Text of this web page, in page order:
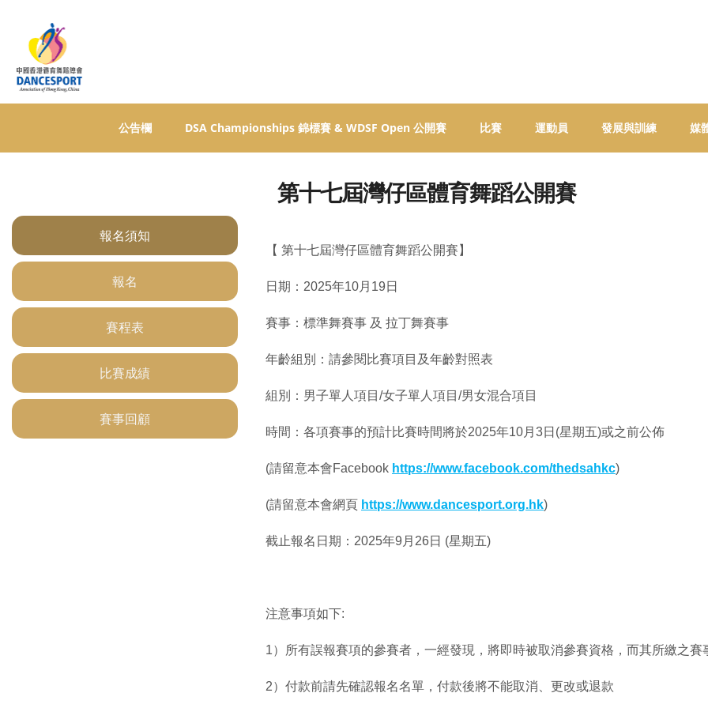
公告欄 DSA Championships 錦標賽 & WDSF Open 公開賽 比賽 運動員 發展與訓練 媒
報名須知
報名
賽程表
比賽成績
賽事回顧
第十七屆灣仔區體育舞蹈公開賽
【 第十七屆灣仔區體育舞蹈公開賽】
日期：2025年10月19日
賽事：標準舞賽事 及 拉丁舞賽事
年齡組別：請參閱比賽項目及年齡對照表
組別：男子單人項目/女子單人項目/男女混合項目
時間：各項賽事的預計比賽時間將於2025年10月3日(星期五)或之前公佈
(請留意本會Facebook https://www.facebook.com/thedsahkc)
(請留意本會網頁 https://www.dancesport.org.hk)
截止報名日期：2025年9月26日 (星期五)
注意事項如下:
1）所有誤報賽項的參賽者，一經發現，將即時被取消參賽資格，而其所繳之賽
2）付款前請先確認報名名單，付款後將不能取消、更改或退款